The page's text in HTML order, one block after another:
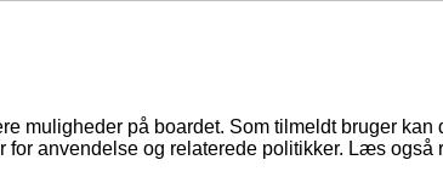
muligheder på boardet. Som tilmeldt bruger
anvendelse og relaterede politikker. Læs også